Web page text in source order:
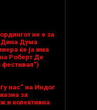
не е за
Дина Дума
ќе ја има
Роберт Де
фестивал“)
нас“ на Индог
за
и колективна